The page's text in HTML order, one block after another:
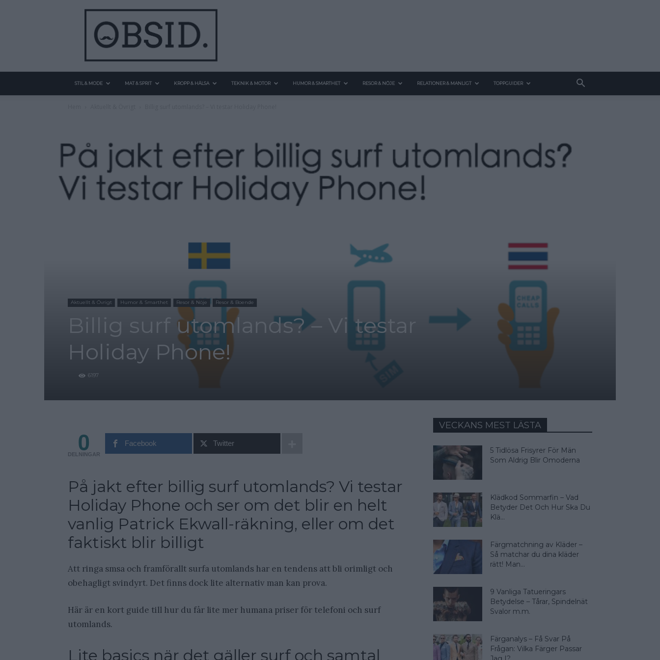
STIL & MODE MAT & SPRIT KROPP & HÄLSA TEKNIK & MOTOR HUMOR & SMARTHET RESOR & NÖJE RELATIONER & MANLIGT TOPPGUIDER
Aktuellt & Övrigt Humor & Smarthet Resor & Nöje Resor & Boende
Billig surf utomlands? – Vi testar
Holiday Phone!
6197
0
DELNINGAR
Facebook Twitter
På jakt efter billig surf utomlands? Vi testar
Holiday Phone och ser om det blir en helt
vanlig Patrick Ekwall-räkning, eller om det
faktiskt blir billigt
Att ringa smsa och framförallt surfa utomlands har en tendens att bli orimligt och
obehagligt svindyrt. Det finns dock lite alternativ man kan prova.
Här är en kort guide till hur du får lite mer humana priser för telefoni och surf
utomlands.
Lite basics när det gäller surf och samtal
VECKANS MEST LÄSTA
5 Tidlösa Frisyrer För Män
Som Aldrig Blir Omoderna
Klädkod Sommarfin – Vad
Betyder Det Och Hur Ska Du
Klä...
Färgmatchning av Kläder –
Så matchar du dina kläder
rätt! Man...
9 Vanliga Tatueringars
Betydelse – Tårar, Spindelnät
Svalor m.m.
Färganalys – Få Svar På
Frågan: Vilka Färger Passar